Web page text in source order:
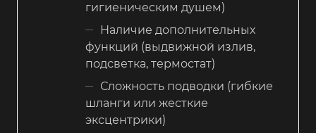
гигиеническим душем)
Наличие дополнительных
функций (выдвижной излив,
подсветка, термостат)
Сложность подводки (гибкие
шланги или жесткие
эксцентрики)